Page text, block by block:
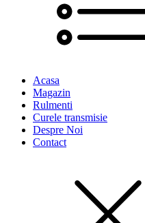
Acasa
Magazin
Rulmenti
Curele transmisie
Despre Noi
Contact